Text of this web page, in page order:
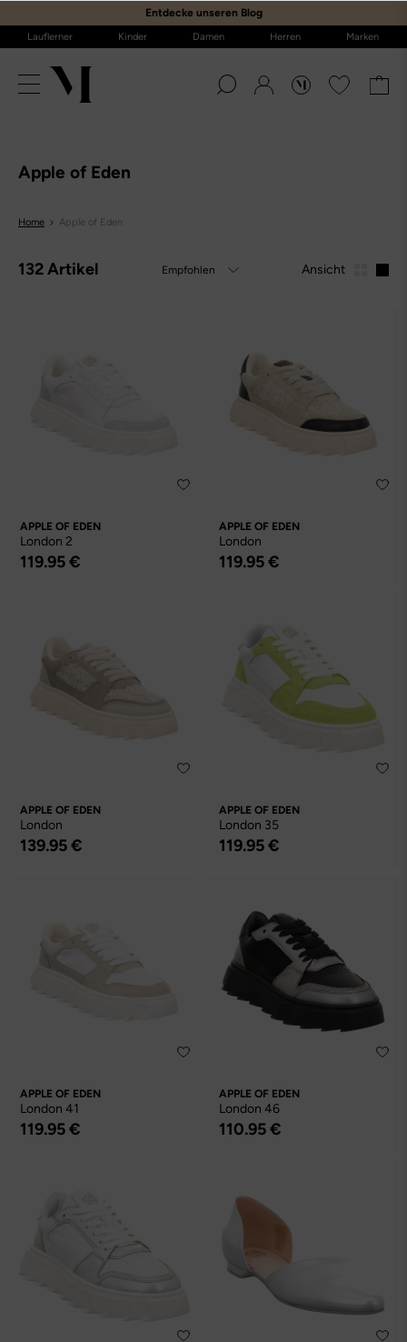
Entdecke unseren Blog
Lauflerner Kinder Damen Herren Marken
Apple of Eden
Home Apple of Eden
132 Artikel Ansicht
APPLE OF EDEN
London 2
119.95 €
APPLE OF EDEN
London
119.95 €
APPLE OF EDEN
London
139.95 €
APPLE OF EDEN
London 35
119.95 €
APPLE OF EDEN
London 41
119.95 €
APPLE OF EDEN
London 46
110.95 €